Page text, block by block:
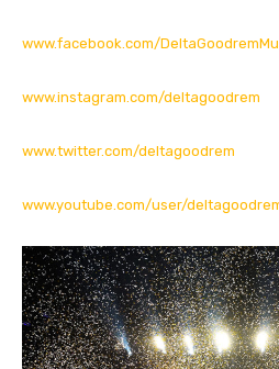
www.facebook.com/
www.instagram.com/deltagoodrem
www.twitter.com/deltagoodrem
www.youtube.com/user/